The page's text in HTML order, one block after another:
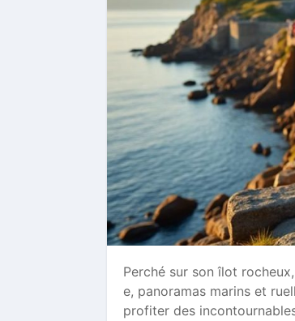
Perché sur son îlot
e, panoramas marins et
profiter des